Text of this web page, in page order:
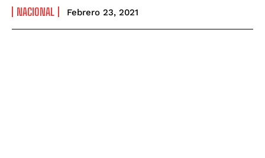
NACIONAL Febrero 23, 2021